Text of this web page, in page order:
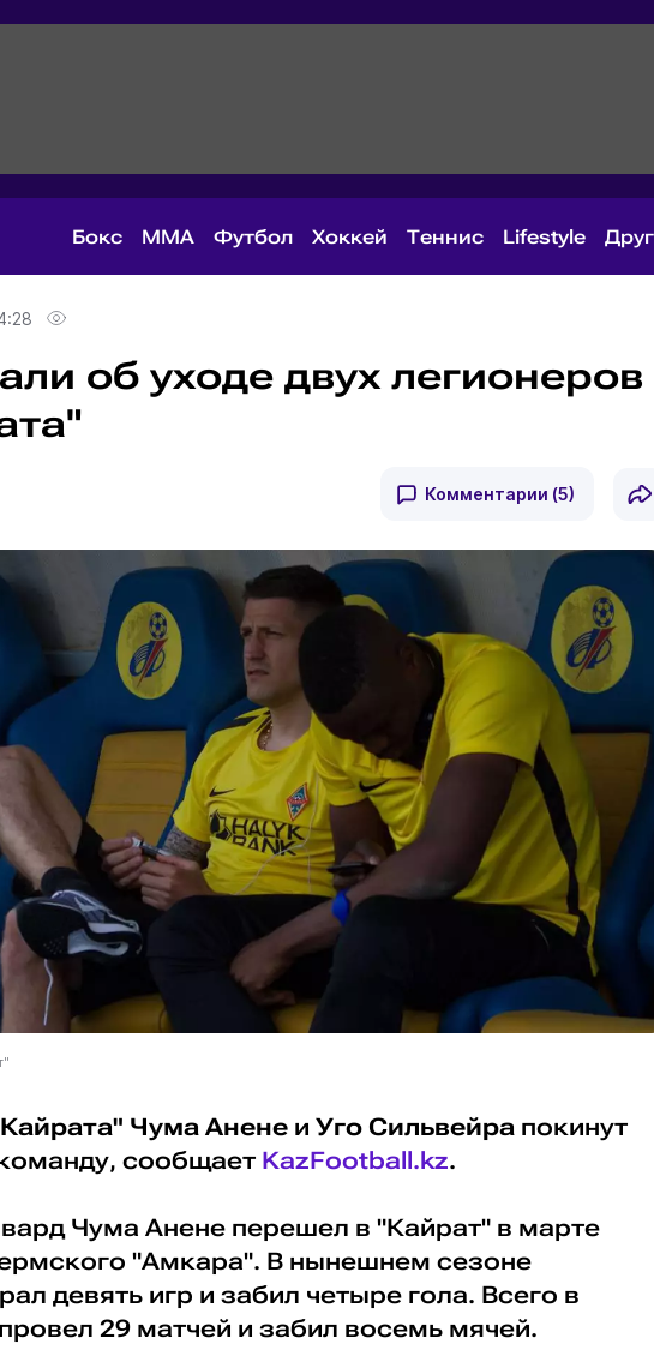
Бокс MMA Футбол Хоккей Теннис Lifestyle
об уходе двух легионеров
Комментарии (5)
Чума Анене и Уго Сильвейра покинут
сообщает KazFootball.kz.
Чума Анене перешел в "Кайрат" в марте
"Амкара". В нынешнем сезоне
девять игр и забил четыре гола. Всего в
29 матчей и забил восемь мячей.